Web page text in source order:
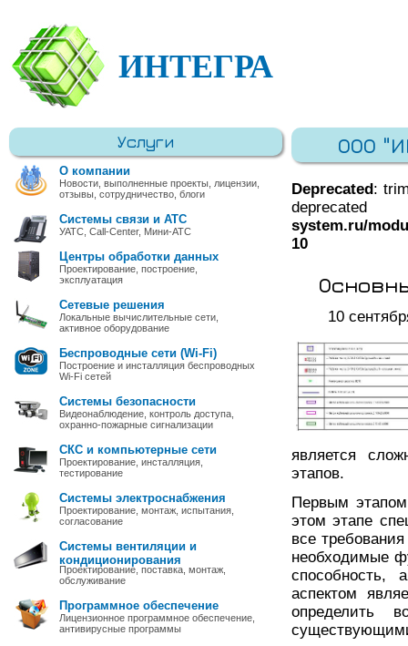
ИНТЕГРА
Услуги
О компании
Новости, выполненные проекты, лицензии,
отзывы, сотрудничество, блоги
Системы связи и АТС
УАТС, Call-Center, Мини-АТС
Центры обработки данных
Проектирование, построение,
эксплуатация
Сетевые решения
Локальные вычислительные сети,
активное оборудование
Беспроводные сети (Wi-Fi)
Построение и инсталляция беспроводных
Wi-Fi сетей
Системы безопасности
Видеонаблюдение, контроль доступа,
охранно-пожарные сигнализации
СКС и компьютерные сети
Проектирование, инсталляция,
тестирование
Системы электроснабжения
Проектирование, монтаж, испытания,
согласование
Системы вентиляции и
кондиционирования
Проектирование, поставка, монтаж,
обслуживание
Программное обеспечение
Лицензионное программное обеспечение,
антивирусные программы
ООО
Deprecated:
system.ru/
10
10
является
этапов.
Первым
этом этапе
все
необходимые
способность,
аспектом
определить